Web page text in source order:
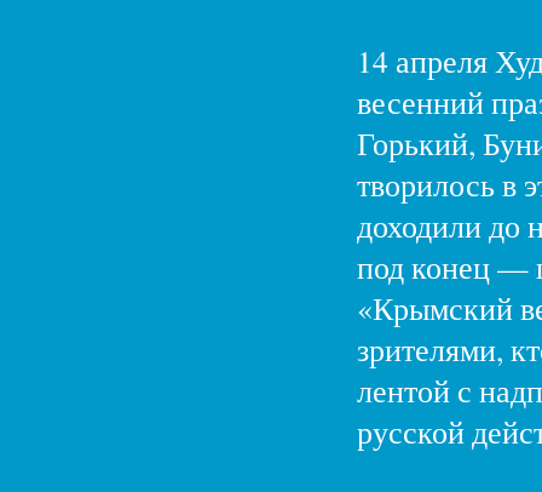
14 апреля
весенний
Горький,
творилось в
доходили до
под конец —
«Крымский
зрителями,
лентой с
русской